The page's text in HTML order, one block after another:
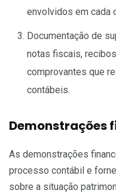
envolvidos em cada
Documentação de
notas fiscais,
comprovantes que
contábeis.
Demonstrações
As demonstrações
processo contábil e
sobre a situação